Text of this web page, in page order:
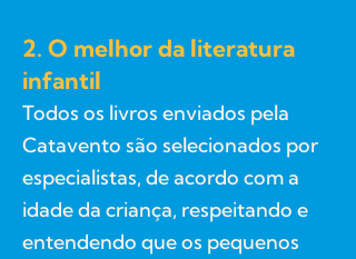
2. O melhor da literatura
infantil
Todos os livros enviados pela
Catavento são selecionados por
especialistas, de acordo com a
idade da criança, respeitando e
entendendo que os pequenos